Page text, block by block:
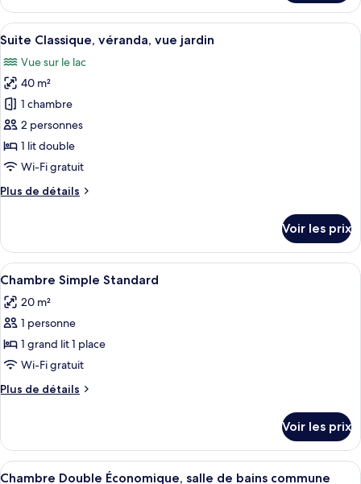
le
type
de
Chambre
Double
Afficher
toutes
les
photos
pour
ce
type
de
chambre :
Suite
vue
jardin
Suite Classique, véranda, vue jardin
7
Suite Classique, véranda, vue jardin
Vue sur le lac
40 m²
1 chambre
2 personnes
1 lit double
Wi-Fi gratuit
Plus de détails
Plus
le
type
de
Suite
Classique,
vue
jardin
Voir les prix
Afficher
toutes
les
photos
pour
ce
type
de
Chambre
Simple
Standard
Chambre Simple Standard |
5
Chambre Simple Standard
20 m²
1 personne
1 grand lit 1 place
Wi-Fi gratuit
Plus de détails
Plus
le
type
de
Voir les prix
Afficher
Chambre Double Économique, salle
9
Chambre Double Économique, salle de bains commune